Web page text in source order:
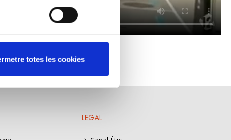
totes les cookies
LEGAL